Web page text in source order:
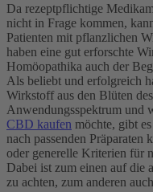
Da rezeptpflichtige
nicht in Frage kommen,
Patienten mit pflanzlichen
haben eine gut erforschte
Homöopathika auch der
Als beliebt und erfolgreich
Wirkstoff aus den Blüten
Anwendungsspektrum und
CBD kaufen möchte, gibt
nach passenden Präparaten
oder generelle Kriterien für
Dabei ist zum einen auf die
zu achten, zum anderen